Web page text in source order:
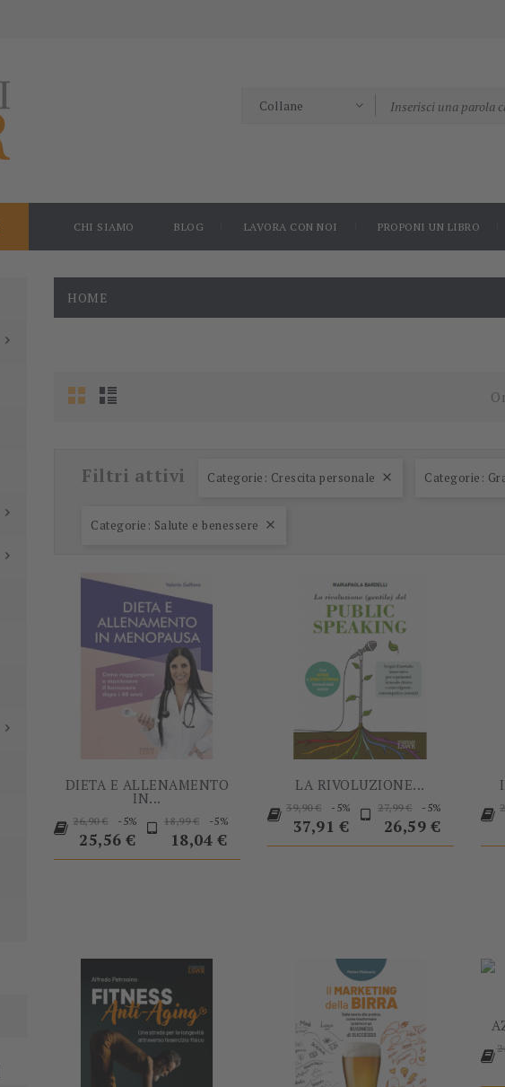
CHI SIAMO BLOG LAVORA CON NOI PROPONI UN LIBRO
HOME
Filtri attivi Categorie: Crescita personale  Categorie:
Categorie: Salute e benessere 
DIETA E ALLENAMENTO
IN...
Prezzo
base
26,90 € -5%
Prezzo
25,56 €
Prezzo
base
18,99 € -5%
Prezzo
18,04 €
LA RIVOLUZIONE...
Prezzo
base
39,90 € -5%
Prezzo
37,91 €
Prezzo
base
27,99 € -5%
Prezzo
26,59 €